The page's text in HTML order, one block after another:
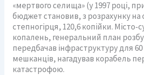
«мертвого селища» (у 1997 році,
бюджет становив, з розрахунку на
степногірця, 120,6 копійки. Місто-
копалень, генеральний план
передбачав інфраструктуру для 60
мешканців, нагадував корабель
катастрофою.